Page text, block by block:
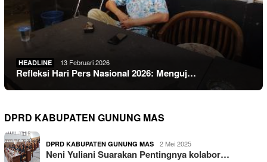
HEADLINE 13 Februari 2026
Refleksi Hari Pers Nasional 2026: Menguj…
DPRD KABUPATEN GUNUNG MAS
DPRD KABUPATEN GUNUNG MAS 2 Mei 2025
Neni Yuliani Suarakan Pentingnya kolabor…